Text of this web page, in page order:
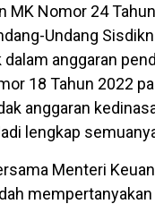
MK Nomor 24
Undang
anggaran
18 Tahun 2022
anggaran
lengkap
Menteri